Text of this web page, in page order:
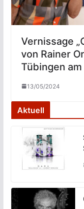
Vernissage
von Rainer
Tübingen am
13/05/2024
Aktuell